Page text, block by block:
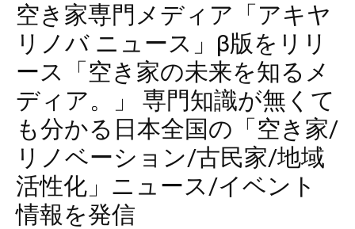
空き家専門メディア「アキヤ
リノバ ニュース」β版をリリ
ース「空き家の未来を知るメ
ディア。」 専門知識が無くて
も分かる日本全国の「空き家/
リノベーション/古民家/地域
活性化」ニュース/イベント
情報を発信